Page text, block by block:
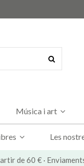
Música i art
Les
de 60 € ·